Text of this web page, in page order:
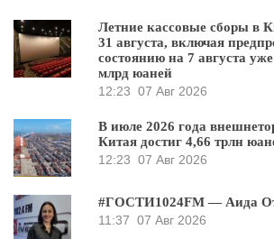
Летние кассовые сборы в
31 августа, включая
состоянию на 7 августа
млрд юаней
12:23 07 Авг 2026
В июле 2026 года
Китая достиг 4,66 трлн
12:23 07 Авг 2026
#ГОСТИ1024FM — Аида
11:37 07 Авг 2026